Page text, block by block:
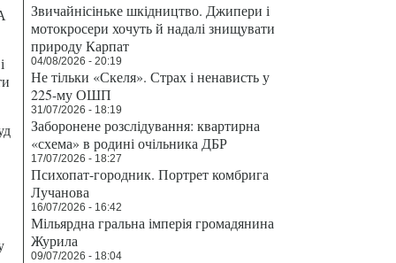
Звичайнісіньке шкідництво. Джипери і
мотокросери хочуть й надалі знищувати
природу Карпат
04/08/2026 - 20:19
Не тільки «Скеля». Страх і ненависть у
225-му ОШП
31/07/2026 - 18:19
Заборонене розслідування: квартирна
«схема» в родині очільника ДБР
17/07/2026 - 18:27
Психопат-городник. Портрет комбрига
Лучанова
16/07/2026 - 16:42
Мільярдна гральна імперія громадянина
Журила
09/07/2026 - 18:04